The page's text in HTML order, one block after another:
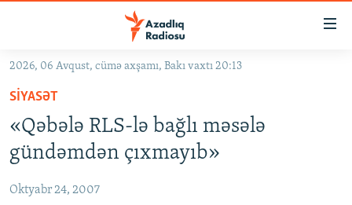
Əsas
qayıt
Əsas
naviqasiyaya
qayıt
Axtarışa
GÜNDƏM
#İZAHLA
KORRUPSIOMETR
#ƏSLINDƏ
FƏRQƏ BAX
2026, 06 Avqust, cümə axşamı, Bakı vaxtı 20:13
SIYASƏT
«Qəbələ RLS-lə bağlı məsələ
gündəmdən çıxmayıb»
Oktyabr 24, 2007